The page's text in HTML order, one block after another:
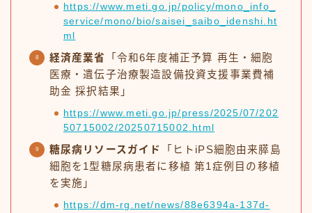
https://www.meti.go.jp/policy/mono_info_
service/mono/bio/saisei_saibo_idenshi.ht
ml
経済産業省
「令和6年度補正予算 再生・細胞
医療・遺伝子治療製造設備投資支援事業費補
助金 採択結果」
https://www.meti.go.jp/press/2025/07/202
50715002/20250715002.html
糖尿病リソースガイド
「ヒトiPS細胞由来膵島
細胞を1型糖尿病患者に移植 第1症例目の移植
を実施」
https://dm-rg.net/news/88e6394a-137d-